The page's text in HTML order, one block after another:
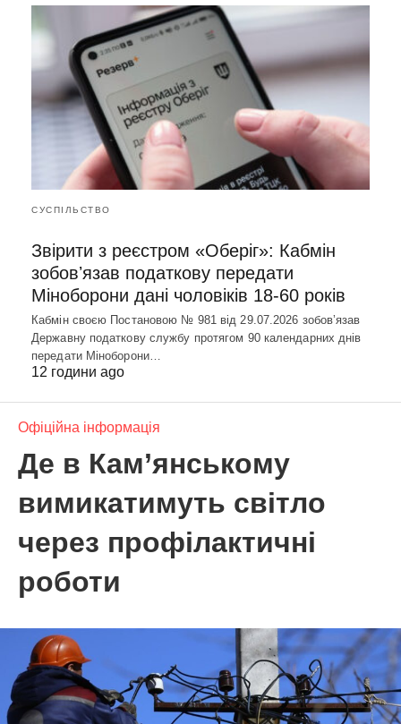
СУСПІЛЬСТВО
Звірити з реєстром «Оберіг»: Кабмін
зобовʼязав податкову передати
Міноборони дані чоловіків 18-60 років
Кабмін своєю Постановою № 981 від 29.07.2026 зобовʼязав
Державну податкову службу протягом 90 календарних днів
передати Міноборони…
12 години ago